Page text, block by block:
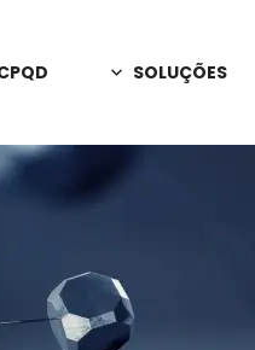
CPQD
de Parcerias
SOLUÇÕES
Apoio em
Redes
PD&I Sob
Inovação e